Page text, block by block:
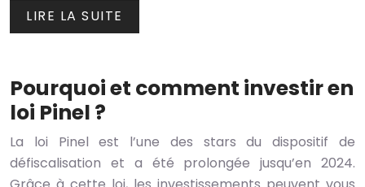
LIRE LA SUITE
Pourquoi et comment investir en
loi Pinel ?
La loi Pinel est l’une des stars du dispositif de
défiscalisation et a été prolongée jusqu’en 2024.